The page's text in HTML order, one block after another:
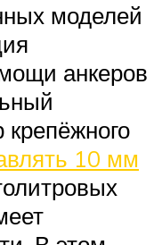
моделей
анкеров
10 мм